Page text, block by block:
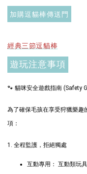
$289加購奧咪樂 紓
現貨｜德國
Aumüller 奧咪
加購逗貓棒傳送門
經典三節逗貓棒
遊玩注意事項
🐾 貓咪安全遊戲指南 (Safety
為了確保毛孩在享受狩獵樂趣
項：
1. 全程監護，拒絕獨處
互動專用： 互動類玩